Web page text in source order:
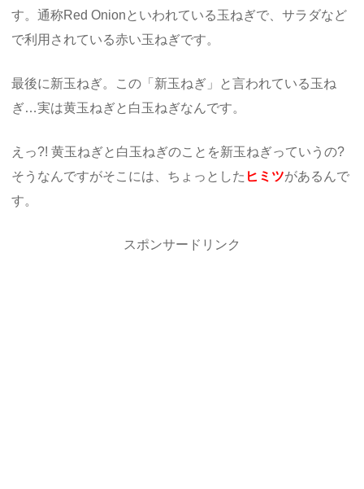
す。通称Red Onionといわれている玉ねぎで、サラダなど
で利用されている赤い玉ねぎです。
最後に新玉ねぎ。この「新玉ねぎ」と言われている玉ね
ぎ…実は黄玉ねぎと白玉ねぎなんです。
えっ?! 黄玉ねぎと白玉ねぎのことを新玉ねぎっていうの?
そうなんですがそこには、ちょっとした ヒミツがあるんで
す。
スポンサードリンク